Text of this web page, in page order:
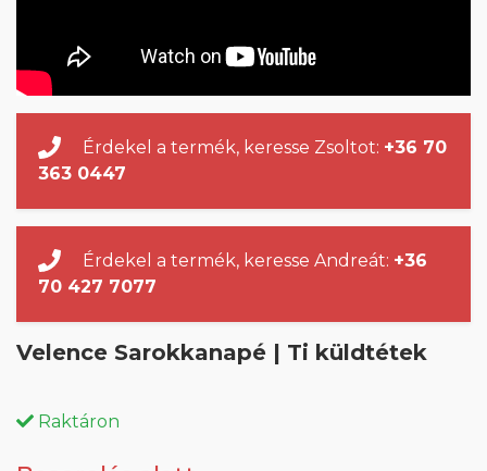
Érdekel a termék, keresse Zsoltot: +36 70
363 0447
Érdekel a termék, keresse Andreát: +36
70 427 7077
Velence Sarokkanapé | Ti küldtétek
Raktáron